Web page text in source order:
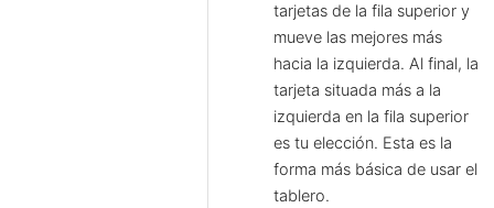
tarjetas de la fila superior y
mueve las mejores más
hacia la izquierda. Al final, la
tarjeta situada más a la
izquierda en la fila superior
es tu elección. Esta es la
forma más básica de usar el
tablero.